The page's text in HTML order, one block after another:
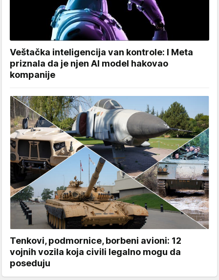
Veštačka inteligencija van kontrole: I Meta
priznala da je njen AI model hakovao
kompanije
Tenkovi, podmornice, borbeni avioni: 12
vojnih vozila koja civili legalno mogu da
poseduju